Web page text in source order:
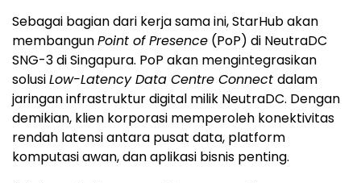
Sebagai bagian dari kerja sama ini, StarHub akan
membangunPoint of Presence (PoP) di NeutraDC
SNG-3 di Singapura. PoP akan mengintegrasikan
solusiLow-Latency Data Centre Connect dalam
jaringan infrastruktur digital milik NeutraDC. Dengan
demikian, klien korporasi memperoleh konektivitas
rendah latensi antara pusat data, platform
komputasi awan, dan aplikasi bisnis penting.